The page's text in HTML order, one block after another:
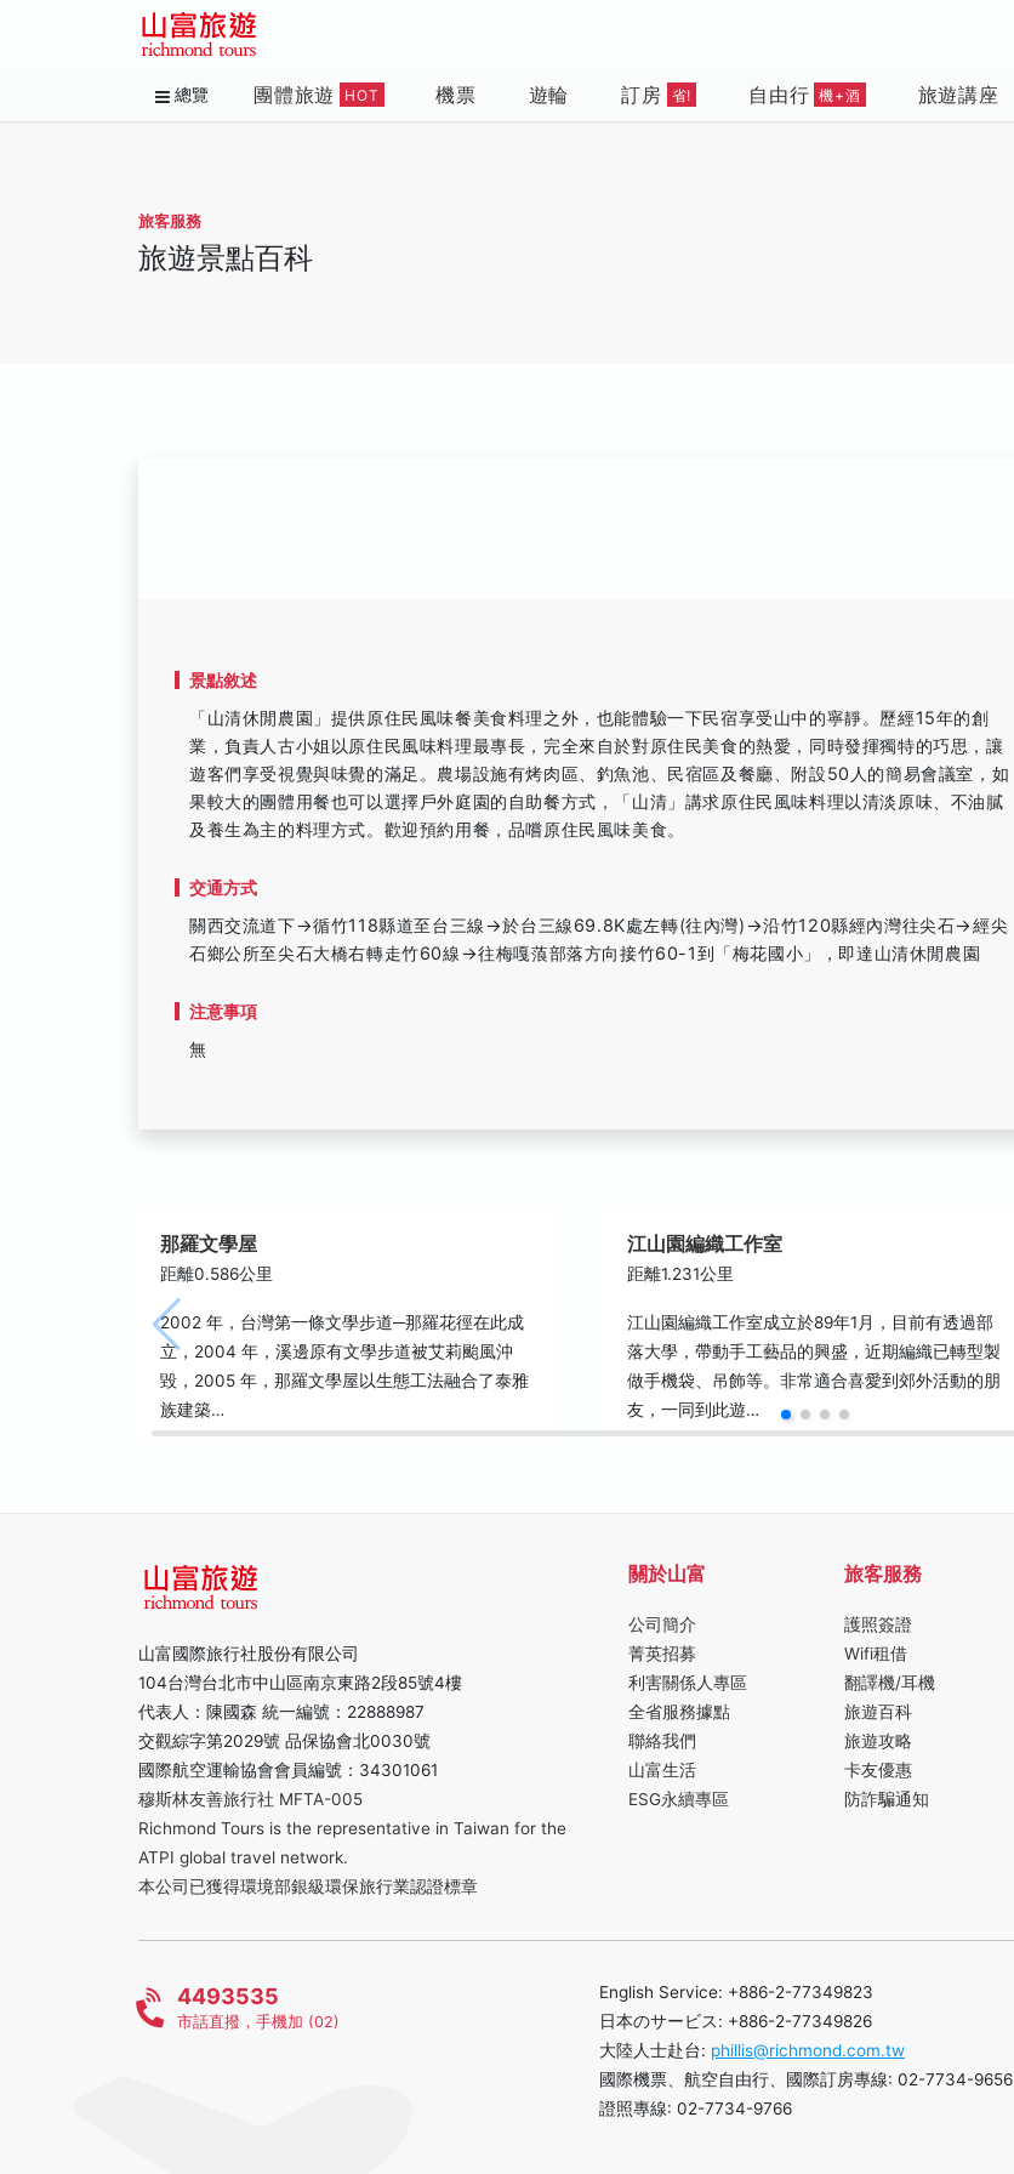
總覽 團體旅遊 HOT 機票 遊輪 訂房 省! 自由行 機+酒 旅遊講座
旅客服務
旅遊景點百科
景點敘述
「山清休閒農園」提供原住民風味餐美食料理之外，也能體驗一下民宿享受山中的寧靜。歷經15年的創
業，負責人古小姐以原住民風味料理最專長，完全來自於對原住民美食的熱愛，同時發揮獨特的巧思，讓
遊客們享受視覺與味覺的滿足。農場設施有烤肉區、釣魚池、民宿區及餐廳、附設50人的簡易會議室，如
果較大的團體用餐也可以選擇戶外庭園的自助餐方式，「山清」講求原住民風味料理以清淡原味、不油膩
及養生為主的料理方式。歡迎預約用餐，品嚐原住民風味美食。
交通方式
關西交流道下→循竹118縣道至台三線→於台三線69.8K處左轉(往內灣)→沿竹120縣經內灣往尖石→經尖
石鄉公所至尖石大橋右轉走竹60線→往梅嘎蒗部落方向接竹60-1到「梅花國小」，即達山清休閒農園
注意事項
無
那羅文學屋
距離0.586公里
2002 年，台灣第一條文學步道─那羅花徑在此成
立，2004 年，溪邊原有文學步道被艾莉颱風沖
毀，2005 年，那羅文學屋以生態工法融合了泰雅
族建築…
江山園編織工作室
距離1.231公里
江山園編織工作室成立於89年1月，目前有透過部
落大學，帶動手工藝品的興盛，近期編織已轉型製
做手機袋、吊飾等。非常適合喜愛到郊外活動的朋
友，一同到此遊…
山富國際旅行社股份有限公司
104台灣台北市中山區南京東路2段85號4樓
代表人：陳國森 統一編號：22888987
交觀綜字第2029號 品保協會北0030號
國際航空運輸協會會員編號：34301061
穆斯林友善旅行社 MFTA-005
Richmond Tours is the representative in Taiwan for the
ATPI global travel network.
本公司已獲得環境部銀級環保旅行業認證標章
關於山富
公司簡介
菁英招募
利害關係人專區
全省服務據點
聯絡我們
山富生活
ESG永續專區
旅客服務
護照簽證
Wifi租借
翻譯機/耳機
旅遊百科
旅遊攻略
卡友優惠
防詐騙通知
4493535
市話直撥，手機加 (02)
English Service: +886-2-77349823
日本のサービス: +886-2-77349826
大陸人士赴台: phillis@richmond.com.tw
國際機票、航空自由行、國際訂房專線: 02-7734-9656
證照專線: 02-7734-9766